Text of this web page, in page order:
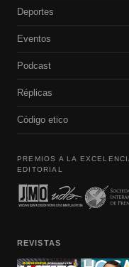
Deportes
Eventos
Podcast
Réplicas
Código etico
PREMIOS A LA
EDITORIAL
REVISTAS